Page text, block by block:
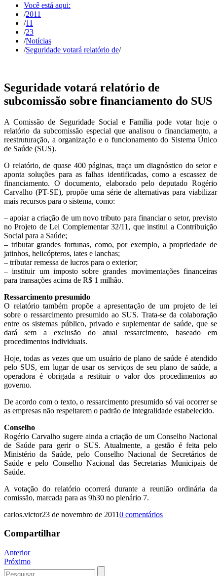
Você está aqui:
/2011
/11
/23
/Notícias
/Seguridade votará relatório de/
Seguridade votará relatório de
subcomissão sobre financiamento do SUS
A Comissão de Seguridade Social e Família pode votar hoje o
relatório da subcomissão especial que analisou o financiamento, a
reestruturação, a organização e o funcionamento do Sistema Único
de Saúde (SUS).
O relatório, de quase 400 páginas, traça um diagnóstico do setor e
aponta soluções para as falhas identificadas, como a escassez de
financiamento. O documento, elaborado pelo deputado Rogério
Carvalho (PT-SE), propõe uma série de alternativas para viabilizar
mais recursos para o sistema, como:
– apoiar a criação de um novo tributo para financiar o setor, previsto
no Projeto de Lei Complementar 32/11, que institui a Contribuição
Social para a Saúde;
– tributar grandes fortunas, como, por exemplo, a propriedade de
jatinhos, helicópteros, iates e lanchas;
– tributar remessa de lucros para o exterior;
– instituir um imposto sobre grandes movimentações financeiras
para transações acima de R$ 1 milhão.
Ressarcimento presumido
O relatório também propõe a apresentação de um projeto de lei
sobre o ressarcimento presumido ao SUS. Trata-se da colaboração
entre os sistemas público, privado e suplementar de saúde, que se
dará sem a exclusão do atual ressarcimento, baseado em
procedimentos individuais.
Hoje, todas as vezes que um usuário de plano de saúde é atendido
pelo SUS, em lugar de usar os serviços de seu plano de saúde, a
operadora é obrigada a restituir o valor dos procedimentos ao
governo.
De acordo com o texto, o ressarcimento presumido só vai ocorrer se
as empresas não respeitarem o padrão de integralidade estabelecido.
Conselho
Rogério Carvalho sugere ainda a criação de um Conselho Nacional
de Saúde para gerir o SUS. Atualmente, a gestão é feita pelo
Ministério da Saúde, pelo Conselho Nacional de Secretários de
Saúde e pelo Conselho Nacional das Secretarias Municipais de
Saúde.
A votação do relatório ocorrerá durante a reunião ordinária da
comissão, marcada para as 9h30 no plenário 7.
carlos.victor23 de novembro de 20110 comentários
Compartilhar
Navegação
de
Anterior
Próximo
Procurar